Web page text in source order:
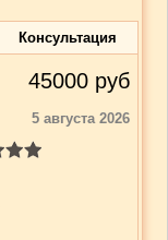
Консультация
45000 руб
5 августа 2026